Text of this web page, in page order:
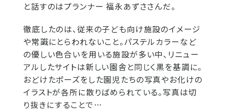
と話すのはプランナー 福永あずささんだ。
徹底したのは、従来の子ども向け施設のイメージ
や常識にとらわれないこと。パステルカラーなど
の優しい色合いを用いる施設が多い中、リニュー
アルしたサイトは新しい園舎と同じく黒を基調に。
おどけたポーズをした園児たちの写真やお化けの
イラストが各所に散りばめられている。写真は切
り抜きにすることで…